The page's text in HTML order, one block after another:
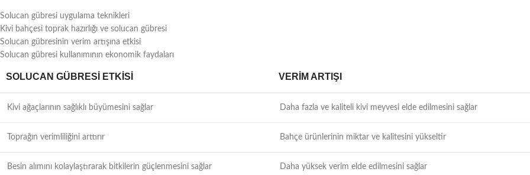
Solucan gübresi uygulama teknikleri
Kivi bahçesi toprak hazırlığı ve solucan gübresi
Solucan gübresinin verim artışına etkisi
Solucan gübresi kullanımının ekonomik faydaları
SOLUCAN GÜBRESI ETKISI VERIM ARTIŞI
Kivi ağaçlarının sağlıklı büyümesini sağlar Daha fazla ve kaliteli kivi meyvesi elde edilmesini sağlar
Toprağın verimliliğini arttırır Bahçe ürünlerinin miktar ve kalitesini yükseltir
Besin alımını kolaylaştırarak bitkilerin güçlenmesini sağlar Daha yüksek verim elde edilmesini sağlar